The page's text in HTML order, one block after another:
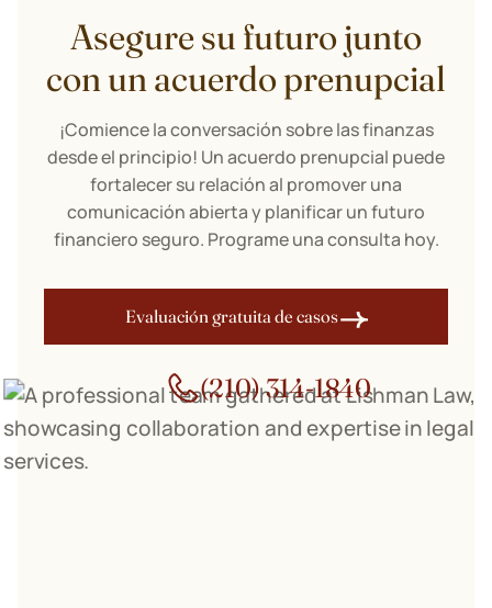
Asegure su futuro junto
con un acuerdo prenupcial
¡Comience la conversación sobre las finanzas
desde el principio! Un acuerdo prenupcial puede
fortalecer su relación al promover una
comunicación abierta y planificar un futuro
financiero seguro. Programe una consulta hoy.
Evaluación gratuita de casos
(210) 314-1840